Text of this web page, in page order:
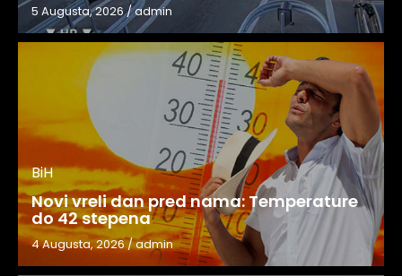
5 Augusta, 2026/admin
BiH
Novi vreli dan pred nama: Temperature
do 42 stepena
4 Augusta, 2026/admin